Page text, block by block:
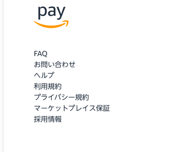
FAQ
お問い合わせ
ヘルプ
利用規約
プライバシー規約
マーケットプレイス保証
採用情報